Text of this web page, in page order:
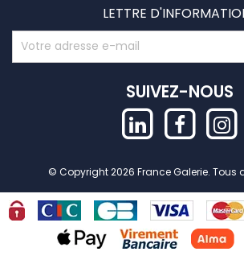
LETTRE
SUIVEZ-NOUS
© Copyright 2026 France Galerie. Tous